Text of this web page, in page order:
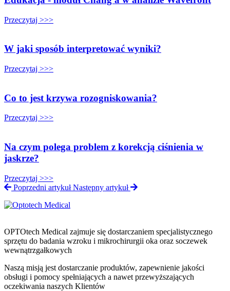
Przeczytaj >>>
W jaki sposób interpretować wyniki?
Przeczytaj >>>
Co to jest krzywa rozogniskowania?
Przeczytaj >>>
Na czym polega problem z korekcją ciśnienia w
jaskrze?
Przeczytaj >>>
Poprzedni artykułNastępny artykuł
OPTOtech Medical zajmuje się dostarczaniem specjalistycznego
sprzętu do badania wzroku i mikrochirurgii oka oraz soczewek
wewnątrzgałkowych
Naszą misją jest dostarczanie produktów, zapewnienie jakości
obsługi i pomocy spełniających a nawet przewyższających
oczekiwania naszych Klientów